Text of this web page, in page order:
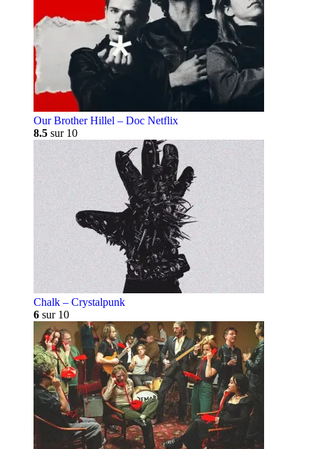
Our Brother Hillel – Doc Netflix
8.5 sur 10
Chalk – Crystalpunk
6 sur 10